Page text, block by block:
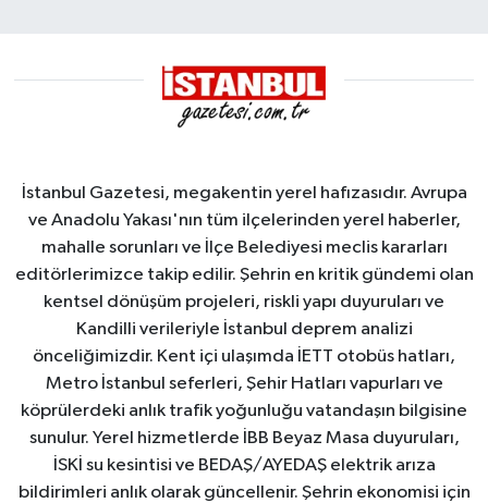
İstanbul Gazetesi, megakentin yerel hafızasıdır. Avrupa
ve Anadolu Yakası'nın tüm ilçelerinden yerel haberler,
mahalle sorunları ve İlçe Belediyesi meclis kararları
editörlerimizce takip edilir. Şehrin en kritik gündemi olan
kentsel dönüşüm projeleri, riskli yapı duyuruları ve
Kandilli verileriyle İstanbul deprem analizi
önceliğimizdir. Kent içi ulaşımda İETT otobüs hatları,
Metro İstanbul seferleri, Şehir Hatları vapurları ve
köprülerdeki anlık trafik yoğunluğu vatandaşın bilgisine
sunulur. Yerel hizmetlerde İBB Beyaz Masa duyuruları,
İSKİ su kesintisi ve BEDAŞ/AYEDAŞ elektrik arıza
bildirimleri anlık olarak güncellenir. Şehrin ekonomisi için